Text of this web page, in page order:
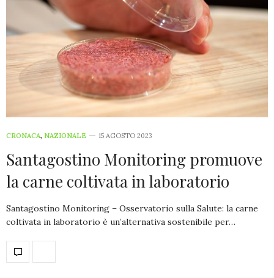
CRONACA, NAZIONALE 15 AGOSTO 2023
Santagostino Monitoring promuove
la carne coltivata in laboratorio
Santagostino Monitoring – Osservatorio sulla Salute: la carne
coltivata in laboratorio è un’alternativa sostenibile per…